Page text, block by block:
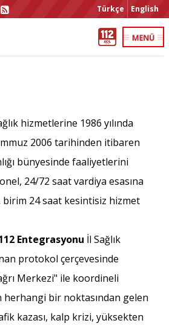
Türkçe English
hizmetlerine 1986 yılında
2006 tarihinden itibaren
bünyesinde faaliyetlerini
24/72 saat vardiya esasına
birim 24 saat kesintisiz hizmet
Entegrasyonu İl Sağlık
protokol çerçevesinde
Merkezi" ile koordineli
bir noktasından gelen
kazası, kalp krizi, yüksekten